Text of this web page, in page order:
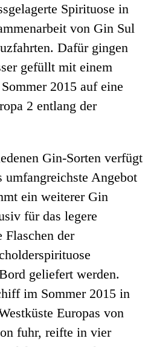
Spirituose in
von Gin Sul
Dafür gingen
gefüllt mit einem
2015 auf eine
2 entlang der
Gin-Sorten verfügt
umfangreichste Angebot
ein weiterer Gin
für das legere
der
geliefert werden.
im Sommer 2015 in
Europas von
fuhr, reifte in vier